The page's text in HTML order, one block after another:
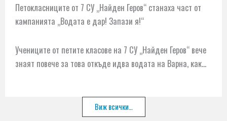
Петокласниците от 7 СУ „Найден Геров“ станаха част от
кампанията „Водата е дар! Запази я!“
Учениците от петите класове на 7 СУ „Найден Геров“ вече
знаят повече за това откъде идва водата на Варна, как…
Виж всички…